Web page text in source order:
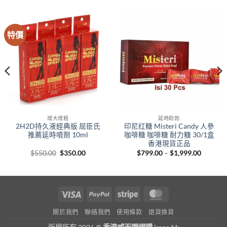
特價
增大增粗
2H2D持久液經典版 屈臣氏
推薦延時噴劑 10ml
$550.00 Original
$350.00Current
延時助勃
印尼红糖 Misteri Candy 人參
咖啡糖 咖啡糖 耐力糖 30/1盒
香港現貨正品
$799.00 – $1,999.00Price
Visa PayPal Stripe
關於我們 聯絡我們 使用條款 退貨換貨